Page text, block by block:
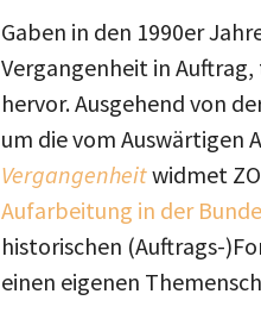
Gaben in den 1990er
Vergangenheit in
hervor. Ausgehend von
um die vom Auswärtigen
Vergangenheitwidmet
Aufarbeitung in der
historischen (Auftrags-
einen eigenen